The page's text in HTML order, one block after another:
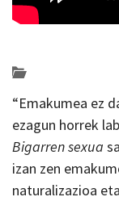
“Emakumea ez
ezagun horrek
Bigarren sexua
izan zen
naturalizazioa